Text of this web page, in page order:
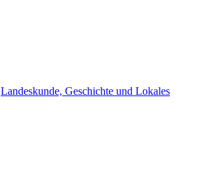
Landeskunde, Geschichte und Lokales